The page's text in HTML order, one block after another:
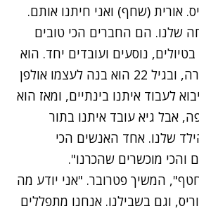
אורית (שחף) ואני חיתנו אותם.
שלנו. הם החברים הכי טובים
נוסעים ועובדים יחד. הוא
מוזיקאי, מנגן על גיטרה, ובגיל 22 הוא בנה לעצמו אולפן
לעבוד איתנו בינתיים, ומאז הוא
אבל גיא עובד איתנו בתור
שלנו. אחד האנשים הכי
והכי מוכשרים שהכרנו".
נסה שוב
המשיך פטרובר. "אני יודע מה
וגם בשבילנו. אנחנו מתפללים